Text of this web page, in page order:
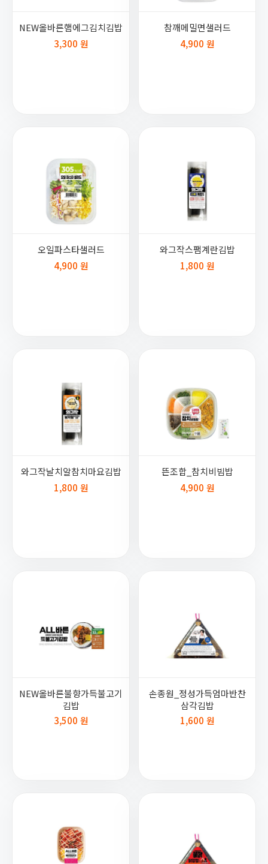
NEW올바른햄에그김치김밥
3,300 원
참깨메밀면샐러드
4,900 원
오일파스타샐러드
4,900 원
와그작스팸계란김밥
1,800 원
와그작날치알참치마요김밥
1,800 원
뜬조합_참치비빔밥
4,900 원
NEW올바른불향가득불고기
김밥
3,500 원
손종원_정성가득엄마반찬
삼각김밥
1,600 원